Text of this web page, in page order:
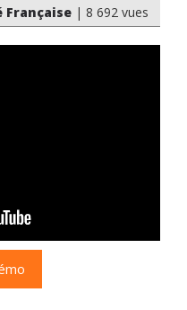
Française | 8 692 vues